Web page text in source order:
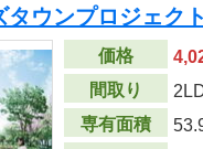
タウンプロジェ
価格
間取り
専有面積